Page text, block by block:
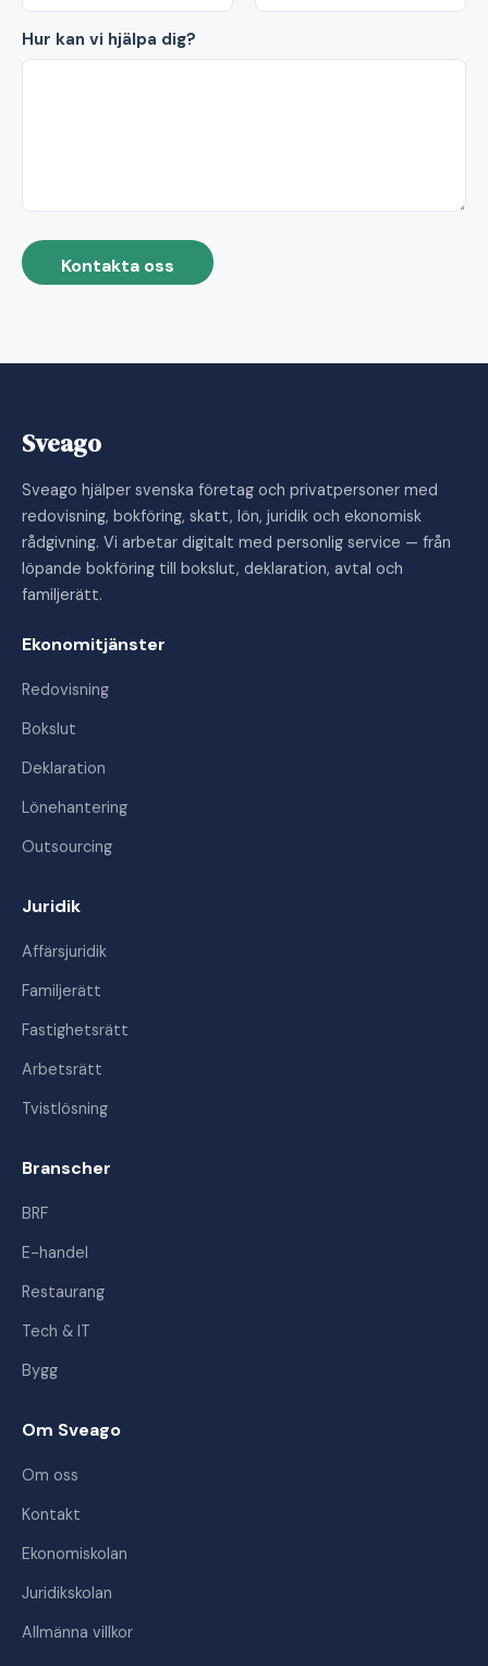
Hur kan vi hjälpa dig?
Kontakta oss
Sveago
Sveago hjälper svenska företag och privatpersoner med
redovisning, bokföring, skatt, lön, juridik och ekonomisk
rådgivning. Vi arbetar digitalt med personlig service — från
löpande bokföring till bokslut, deklaration, avtal och
familjerätt.
Ekonomitjänster
Redovisning
Bokslut
Deklaration
Lönehantering
Outsourcing
Juridik
Affärsjuridik
Familjerätt
Fastighetsrätt
Arbetsrätt
Tvistlösning
Branscher
BRF
E-handel
Restaurang
Tech & IT
Bygg
Om Sveago
Om oss
Kontakt
Ekonomiskolan
Juridikskolan
Allmänna villkor